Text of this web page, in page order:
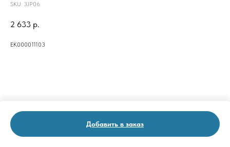
SKU: 3JP06
2 633 р.
Добавить в заказ
ЕК000011103